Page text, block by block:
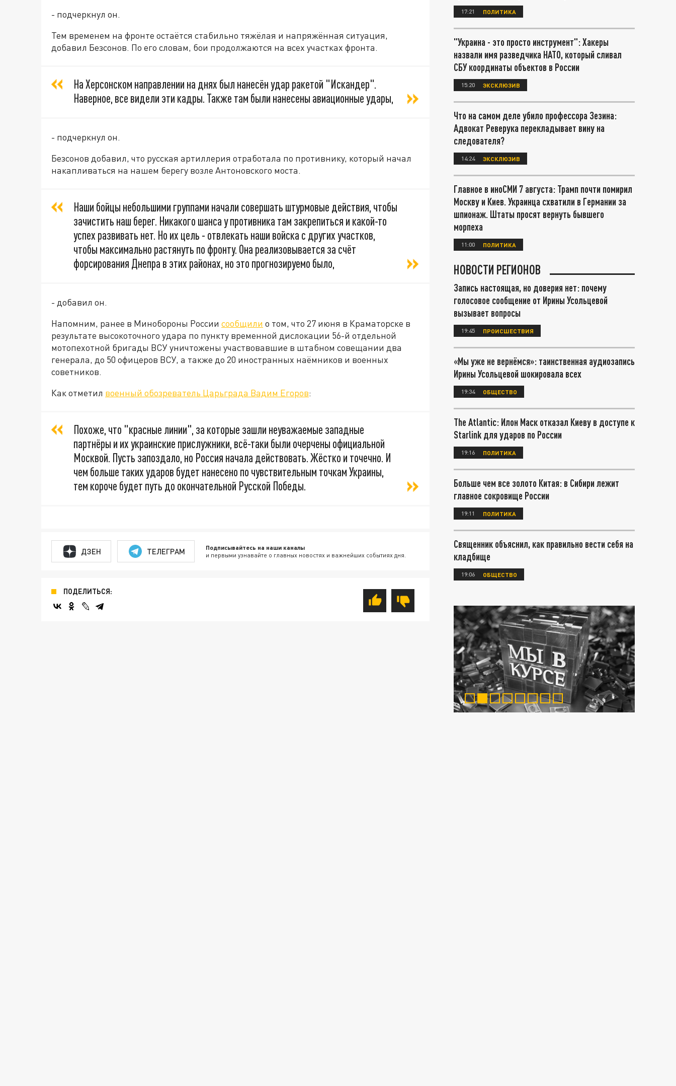
- подчеркнул он.
Тем временем на фронте остаётся стабильно тяжёлая и напряжённая ситуация,
добавил Безсонов. По его словам, бои продолжаются на всех участках фронта.
На Херсонском направлении на днях был нанесён удар ракетой "Искандер".
Наверное, все видели эти кадры. Также там были нанесены авиационные удары,
- подчеркнул он.
Безсонов добавил, что русская артиллерия отработала по противнику, который начал
накапливаться на нашем берегу возле Антоновского моста.
Наши бойцы небольшими группами начали совершать штурмовые действия, чтобы
зачистить наш берег. Никакого шанса у противника там закрепиться и какой-то
успех развивать нет. Но их цель - отвлекать наши войска с других участков,
чтобы максимально растянуть по фронту. Она реализовывается за счёт
форсирования Днепра в этих районах, но это прогнозируемо было,
- добавил он.
Напомним, ранее в Минобороны России сообщили о том, что 27 июня в Краматорске в
результате высокоточного удара по пункту временной дислокации 56-й отдельной
мотопехотной бригады ВСУ уничтожены участвовавшие в штабном совещании два
генерала, до 50 офицеров ВСУ, а также до 20 иностранных наёмников и военных
советников.
Как отметил военный обозреватель Царьграда Вадим Егоров:
Похоже, что "красные линии", за которые зашли неуважаемые западные
партнёры и их украинские прислужники, всё-таки были очерчены официальной
Москвой. Пусть запоздало, но Россия начала действовать. Жёстко и точечно. И
чем больше таких ударов будет нанесено по чувствительным точкам Украины,
тем короче будет путь до окончательной Русской Победы.
ДЗЕН ТЕЛЕГРАМ Подписывайтесь на наши каналы
и первыми узнавайте о главных новостях и важнейших событиях дня.
ПОДЕЛИТЬСЯ:
17:21 ПОЛИТИКА
"Украина - это просто инструмент": Хакеры
назвали имя разведчика НАТО, который сливал
СБУ координаты объектов в России
15:20 ЭКСКЛЮЗИВ
Что на самом деле убило профессора Зезина:
Адвокат Реверука перекладывает вину на
следователя?
14:24 ЭКСКЛЮЗИВ
Главное в иноСМИ 7 августа: Трамп почти помирил
Москву и Киев. Украинца схватили в Германии за
шпионаж. Штаты просят вернуть бывшего
морпеха
11:00 ПОЛИТИКА
НОВОСТИ РЕГИОНОВ
Запись настоящая, но доверия нет: почему
голосовое сообщение от Ирины Усольцевой
вызывает вопросы
19:45 ПРОИСШЕСТВИЯ
«Мы уже не вернёмся»: таинственная аудиозапись
Ирины Усольцевой шокировала всех
19:34 ОБЩЕСТВО
The Atlantic: Илон Маск отказал Киеву в доступе к
Starlink для ударов по России
19:16 ПОЛИТИКА
Больше чем все золото Китая: в Сибири лежит
главное сокровище России
19:11 ПОЛИТИКА
Священник объяснил, как правильно вести себя на
кладбище
19:06 ОБЩЕСТВО